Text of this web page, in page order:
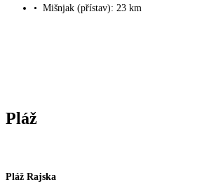
• Mišnjak (přístav): 23 km
Pláž
Pláž Rajska